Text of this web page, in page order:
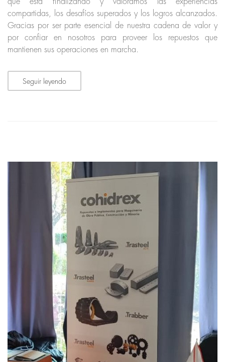
compartidas, los desafíos superados y los logros alcanzados.
Gracias por ser parte esencial de nuestra cadena de valor y
por confiar en nosotros para proveer los repuestos que
mantienen sus operaciones en marcha.
Seguir leyendo